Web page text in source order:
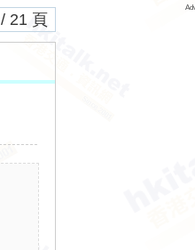
/ 21 頁